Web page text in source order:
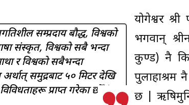
सम्प्रदाय बौद्ध, विश्वको
संस्कृत, विश्वको सबै भन्दा
र विश्वको सबैभन्दा
समुद्रबाट ५० मिटर देखि
प्राप्त गरेका छौँ |
योगेश्वर
भगवान्
कुण्ड) नै
पुलाहाश्रम
छ |